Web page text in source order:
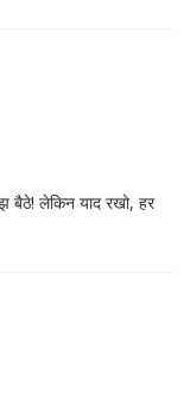
बैठे! लेकिन याद रखो, हर